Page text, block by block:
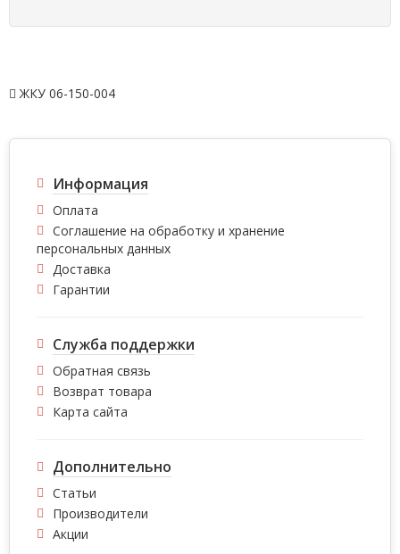
ЖКУ 06-150-004
Информация
Оплата
Соглашение на обработку и хранение
персональных данных
Доставка
Гарантии
Служба поддержки
Обратная связь
Возврат товара
Карта сайта
Дополнительно
Статьи
Производители
Акции